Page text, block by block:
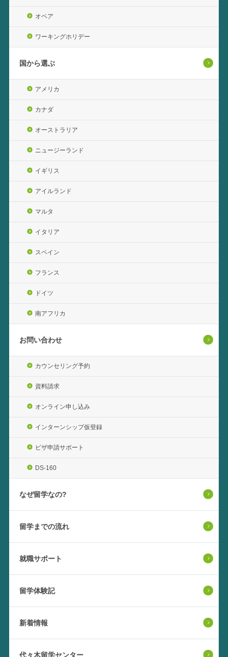
オペア
ワーキングホリデー
国から選ぶ
アメリカ
カナダ
オーストラリア
ニュージーランド
イギリス
アイルランド
マルタ
イタリア
スペイン
フランス
ドイツ
南アフリカ
お問い合わせ
カウンセリング予約
資料請求
オンライン申し込み
インターンシップ仮登録
ビザ申請サポート
DS-160
なぜ留学なの?
留学までの流れ
就職サポート
留学体験記
新着情報
代々木留学センター